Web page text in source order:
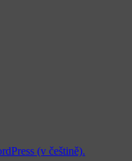
(v češtině).